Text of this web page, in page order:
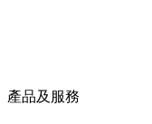
產品及服務